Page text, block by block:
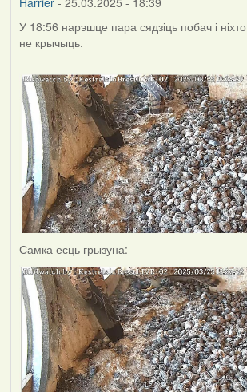
У 18:56 нарэшце пара сядзіць побач і ніхто
не крычыць.
Самка есць грызуна: